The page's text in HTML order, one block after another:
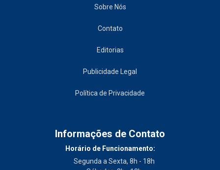
Sobre Nós
Contato
Editorias
Publicidade Legal
Política de Privacidade
Informações de Contato
Horário de Funcionamento:
Segunda a Sexta, 8h - 18h